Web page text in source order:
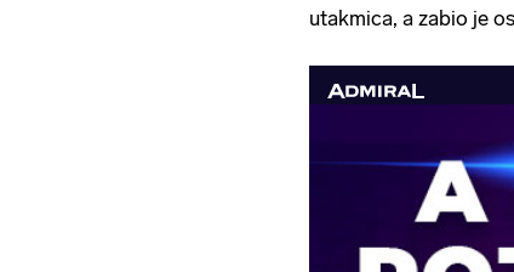
utakmica, a zabio je